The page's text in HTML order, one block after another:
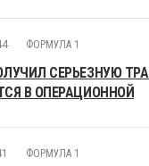
ФОРМУЛА 1
СЕРЬЕЗНУЮ
В ОПЕРАЦИОННОЙ
ФОРМУЛА 1